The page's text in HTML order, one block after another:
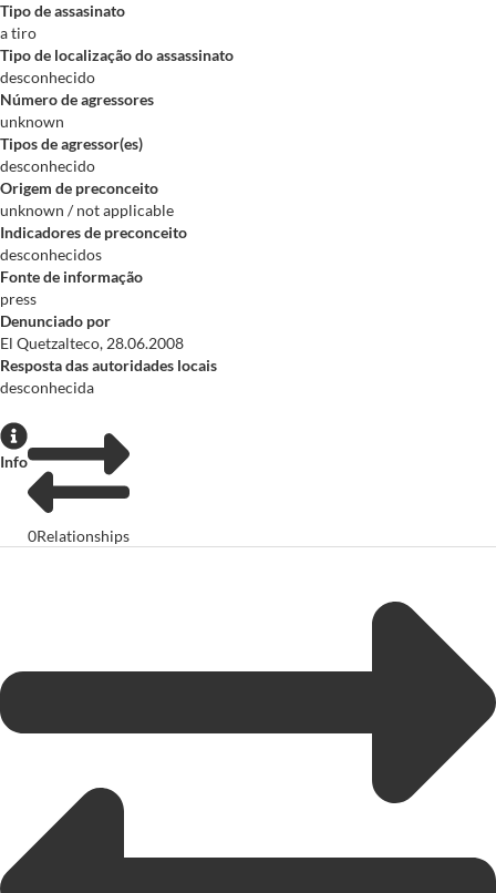
Tipo de assasinato
a tiro
Tipo de localização do assassinato
desconhecido
Número de agressores
unknown
Tipos de agressor(es)
desconhecido
Origem de preconceito
unknown / not applicable
Indicadores de preconceito
desconhecidos
Fonte de informação
press
Denunciado por
El Quetzalteco, 28.06.2008
Resposta das autoridades locais
desconhecida
Info
0Relationships